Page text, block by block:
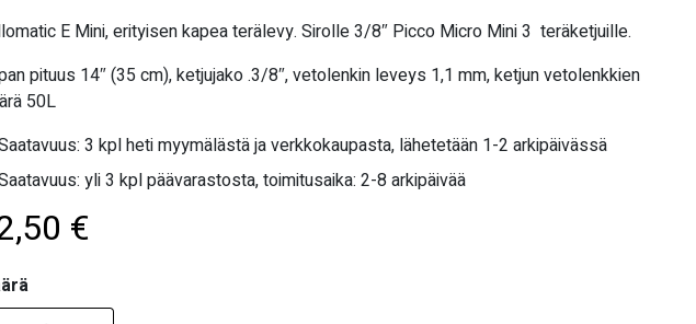
E Mini, erityisen kapea terälevy. Sirolle 3/8″ Picco Micro Mini 3 teräketjuille.
pituus 14″ (35 cm), ketjujako .3/8″, vetolenkin leveys 1,1 mm,ketjun vetolenkkien
50L
3 kpl heti myymälästä ja verkkokaupasta, lähetetään 1-2 arkipäivässä
yli 3 kpl päävarastosta, toimitusaika: 2-8 arkipäivää
€